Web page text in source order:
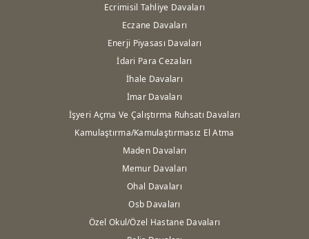
Ecrimisil Tahliye Davaları
Eczane Davaları
Enerji Piyasası Davaları
İdari Para Cezaları
İhale Davaları
İmar Davaları
İşyeri Açma Ve Çalıştırma Ruhsatı Davaları
Kamulaştırma/Kamulaştırmasız El Atma
Maden Davaları
Memur Davaları
Ohal Davaları
Osb Davaları
Özel Okul/Özel Hastane Davaları